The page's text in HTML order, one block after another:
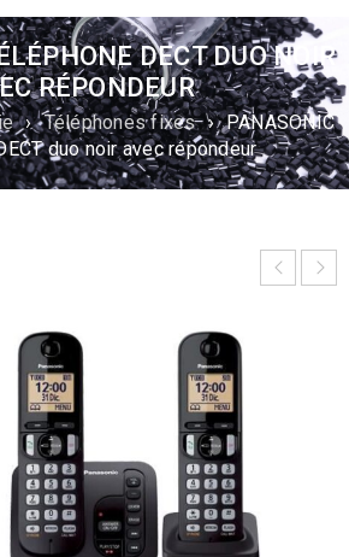
DECT DUO NOIR
RÉPONDEUR
› Téléphones fixes › PANASONIC
duo noir avec répondeur